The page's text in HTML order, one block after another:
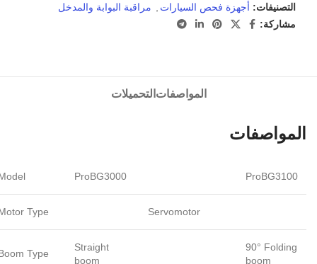
التصنيفات: أجهزة فحص السيارات
مراقبة البوابة والمدخل
مشاركة:
المواصفات التحميلات
المواصفات
ProBG3000 ProBG3100
Type Servomotor
Type
Straight
boom
90° Folding
boom